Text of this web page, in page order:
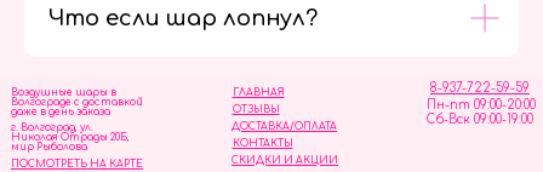
Что если шар лопнул?
ОТЗЫВЫ
ГЛАВНАЯ
ДОСТАВКА/ОПЛАТА
СКИДКИ И АКЦИИ
КОНТАКТЫ
8-937-722-59-59
Пн-пт 09:00-20:00
Сб-Вск 09:00-19:00
Воздушные шары в
Волгограде с доставкой
даже в день заказа
г. Волгоград, ул.
Николая Отрады 20Б,
мир Рыболова
ПОСМОТРЕТЬ НА КАРТЕ